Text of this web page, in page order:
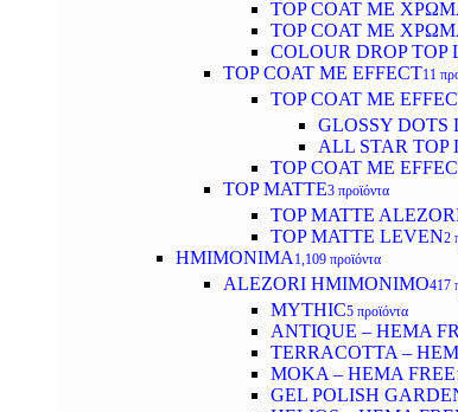
TOP COAT ΜΕ
TOP COAT ΜΕ
COLOUR DROP TOP
TOP COAT ΜΕ EFFECT11
TOP COAT ME
GLOSSY DOTS
ALL STAR TOP
TOP COAT ME
TOP MATTE3 προϊόντα
TOP MATTE
TOP MATTE LEVEN2
ΗΜΙΜΟΝΙΜΑ 1,109 προϊόντα
ALEZORI ΗΜΙΜΟΝΙΜΟ417
MYTHIC5 προϊόντα
ANTIQUE – HEMA
TERRACOTTA –
MOKA – HEMA FREE
GEL POLISH